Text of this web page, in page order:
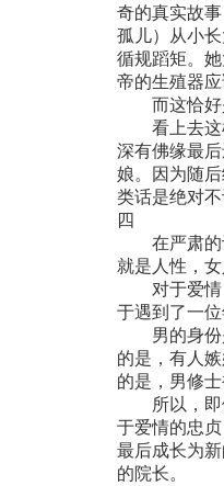
奇的真实故
孤儿）从小
循规蹈矩。
帝的生殖器
而这恰好是
看上去这样
深有佛缘最
娘。因为随
类话是绝对
四
在严肃的让
就是人性，
对于爱情，
于遇到了一
男的身份是
的是，有人
的是，男修士
所以，即便
于爱情的忠
最后成长为
的院长。